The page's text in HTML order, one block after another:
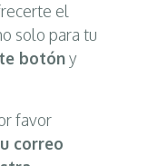
el
solo para tu
botóny
favor
correo